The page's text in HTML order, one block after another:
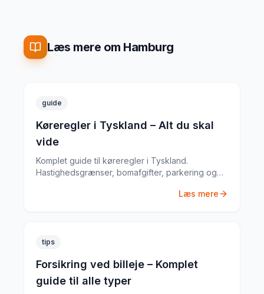
Læs mere om Hamburg
guide
Køreregler i Tyskland – Alt du skal
vide
Komplet guide til køreregler i Tyskland.
Hastighedsgrænser, bomafgifter, parkering og
Læs mere
tips
Forsikring ved billeje – Komplet
guide til alle typer